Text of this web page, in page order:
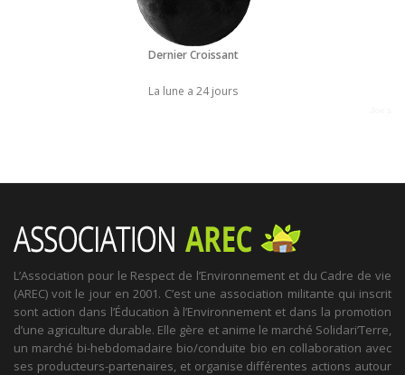
Dernier Croissant
La lune a 24 jours
L’Association pour le Respect de l’Environnement et du Cadre de vie
(AREC) voit le jour en 2001. C’est une association militante qui inscrit
sont action dans l’Éducation à l’Environnement et dans la promotion
d’une agriculture durable. Elle gère et anime le marché Solidari’Terre,
un marché bi-hebdomadaire bio/conduite bio en collaboration avec
ses producteurs-partenaires, et organise différentes actions autour